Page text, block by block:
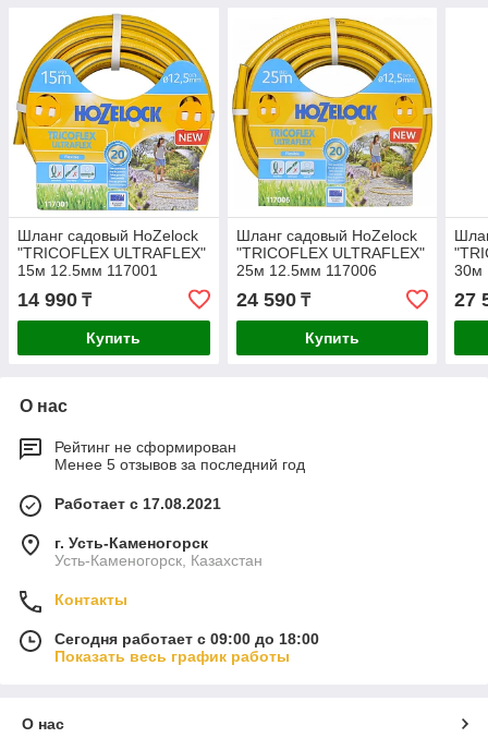
Шланг садовый HoZelock
"TRICOFLEX ULTRAFLEX"
15м 12.5мм 117001
14 990 ₸
Купить
Шланг садовый HoZelock
"TRICOFLEX ULTRAFLEX"
25м 12.5мм 117006
24 590₸
Купить
30м
27
О нас
Рейтинг не сформирован
Менее 5 отзывов за последний год
Работает с 17.08.2021
г. Усть-Каменогорск
Усть-Каменогорск, Казахстан
Контакты
Сегодня работает с 09:00 до 18:00
Показать весь график работы
О нас